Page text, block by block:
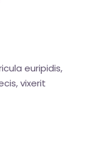
euripidis,
vixerit